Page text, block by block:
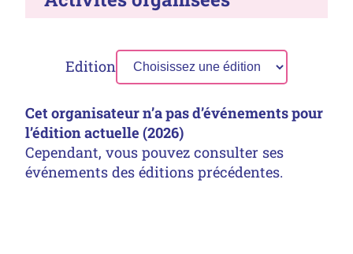
Edition
Cet organisateur n’a pas d’événements pour
l’édition actuelle (2026)
Cependant, vous pouvez consulter ses
événements des éditions précédentes.